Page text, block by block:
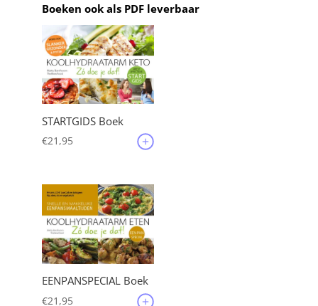
Boeken ook als PDF leverbaar
STARTGIDS Boek
€21,95
EENPANSPECIAL Boek
€21,95